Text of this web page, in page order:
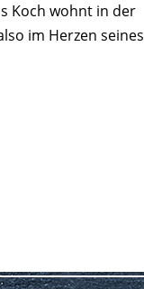
Koch wohnt in der
im Herzen seines